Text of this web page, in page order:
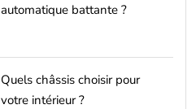
automatique battante ?
Quels châssis choisir pour
votre intérieur ?